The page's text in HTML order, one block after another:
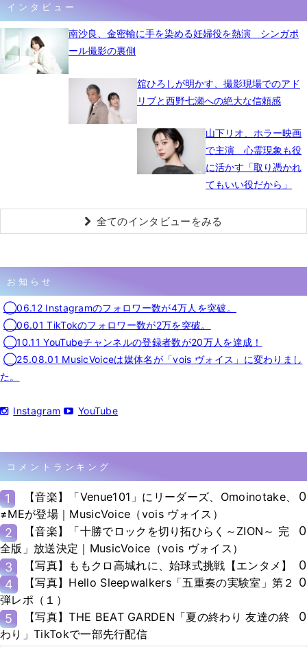
インタビュー
南沙良、金密輸に手を染める妊婦役を熱演 シンガポ
ール撮影の裏側
舘ひろしが明かす、撮影現場でのアド
リブと西野七瀬への絶大な信頼感
山下リオ、ホラー映画
で主演 心霊現象も役
に活かす「取り憑かれ
てもいい役だから」
全てのインタビューをみる
お知らせ
◯06.12 Instagramのフォロワー数が4万人を突破。
◯06.01 TikTokのフォロワー数が2万を突破。
◯10.11 YouTubeチャンネルの登録者数が20万人を達成！
◯25.08.01 MusicVoiceは媒体名が「vois ヴォイス」に変わりまし
た。
Instagram YouTube
コメントランキング
1
【音楽】「Venue101」にリーダーズ、Omoinotake、
≠MEが登場｜MusicVoice（vois ヴォイス）
0
2
【音楽】「十勝でロックを切り拓ひらく～ZION～ 完
全版」放送決定｜MusicVoice（vois ヴォイス）
0
3 【写真】ももクロ高城れに、始球式挑戦【エンタメ】
0
4
【写真】Hello Sleepwalkers「五重奏の実験室」第２
弾レポ（１）
0
5
【写真】THE BEAT GARDEN「夏の終わり 友達の終
わり」TikTokで一部先行配信
0